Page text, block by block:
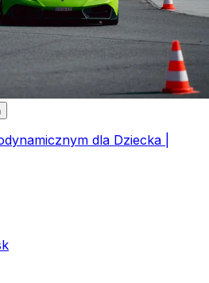
dla Dziecka |